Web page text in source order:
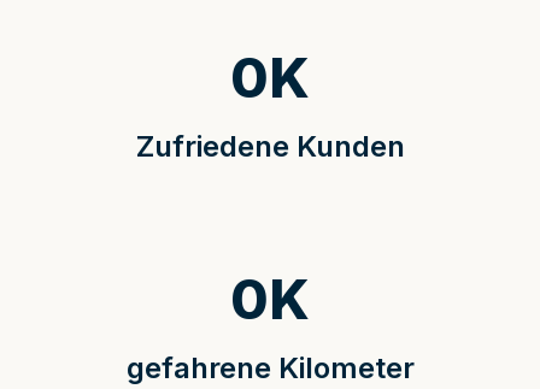
Zufriedene Kunden
0K
gefahrene Kilometer
0K